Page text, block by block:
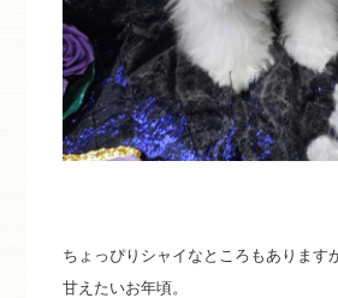
ちょっぴりシャイなところもあります
甘えたいお年頃。